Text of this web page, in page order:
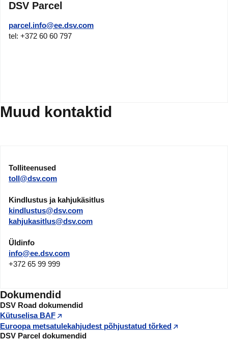
DSV Parcel
parcel.info@ee.dsv.com
tel: +372 60 60 797
Muud kontaktid
Tolliteenused
toll@dsv.com
Kindlustus ja kahjukäsitlus
kindlustus@dsv.com
kahjukasitlus@dsv.com
Üldinfo
info@ee.dsv.com
+372 65 99 999
Dokumendid
DSV Road dokumendid
Kütuselisa BAF
Euroopa metsatulekahjudest põhjustatud tõrked
DSV Parcel dokumendid